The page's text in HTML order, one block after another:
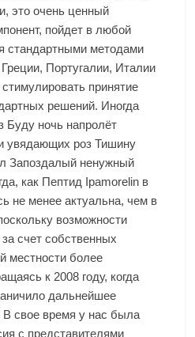
это очень ценный
пойдет в любой
стандартными методами
Греции, Португалии, Италии
принятие
решений. Иногда
Буду ночь напролёт
увядающих роз Тишину
Запоздалый ненужный
как Пептид Ipamorelin в
не менее актуальна, чем в
возможности
счет собственных
местности более
к 2008 году, когда
дальнейшее
свое время у нас была
с представителями